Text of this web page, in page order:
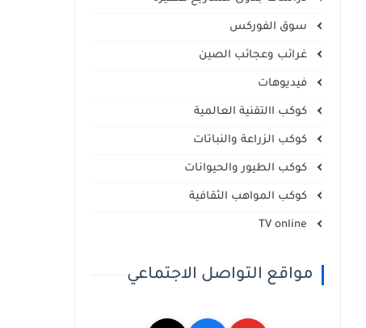
سوق الفوركس
غرائب وعجائب الصين
فيديوهات
كوكب االتقنية العالمية
كوكب الزراعة والنباتات
كوكب الطيور والحيوانات
كوكب المواهب الثقافية
مواقع التواصل الاجتماعي